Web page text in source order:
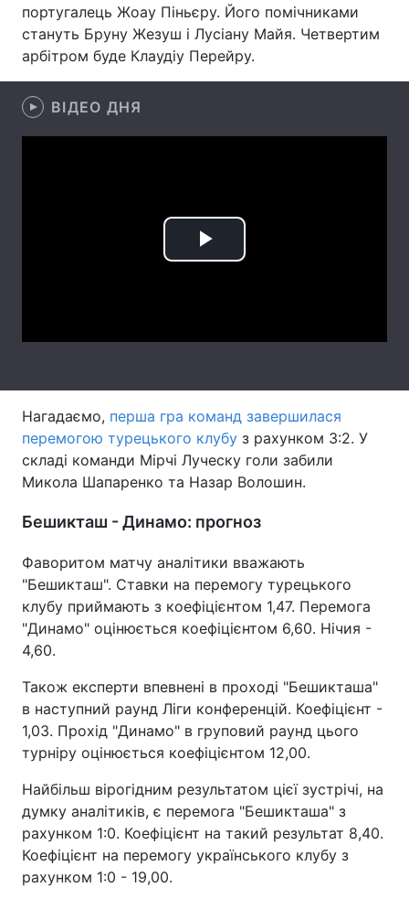
Техно і зв'язок Лайт
Зброя Інциденти
Статті
Архів Вакансії
Послуги
Тема оформлення
португалець Жоау Піньєру. Його помічниками
стануть Бруну Жезуш і Лусіану Майя. Четвертим
арбітром буде Клаудіу Перейру.
ВІДЕО ДНЯ
Play
Нагадаємо, перша гра команд завершилася
перемогою турецького клубу з рахунком 3:2. У
складі команди Мірчі Луческу голи забили
Микола Шапаренко та Назар Волошин.
Бешикташ - Динамо: прогноз
Фаворитом матчу аналітики вважають
"Бешикташ". Ставки на перемогу турецького
клубу приймають з коефіцієнтом 1,47. Перемога
"Динамо" оцінюється коефіцієнтом 6,60. Нічия -
4,60.
Також експерти впевнені в проході "Бешикташа"
в наступний раунд Ліги конференцій. Коефіцієнт -
1,03. Прохід "Динамо" в груповий раунд цього
турніру оцінюється коефіцієнтом 12,00.
Найбільш вірогідним результатом цієї зустрічі, на
думку аналітиків, є перемога "Бешикташа" з
рахунком 1:0. Коефіцієнт на такий результат 8,40.
Коефіцієнт на перемогу українського клубу з
рахунком 1:0 - 19,00.